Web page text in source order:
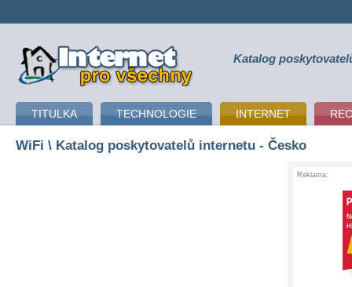
připojení k internetu Katalog
TITULKA TECHNOLOGIE INTERNET
WiFi \ Katalog poskytovatelů internetu - Česko
Reklama: